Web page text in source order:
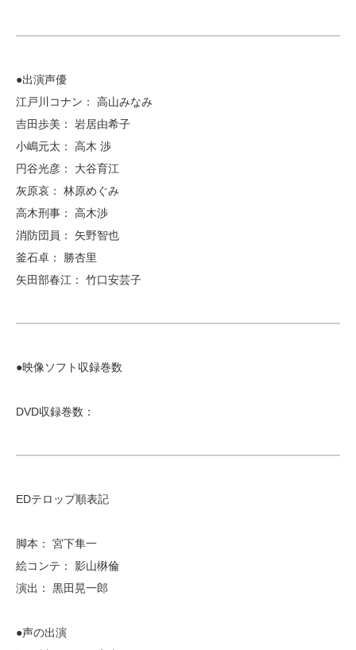
●出演声優
江戸川コナン： 高山みなみ
吉田歩美： 岩居由希子
小嶋元太： 高木 渉
円谷光彦： 大谷育江
灰原哀： 林原めぐみ
高木刑事： 高木渉
消防団員： 矢野智也
釜石卓： 勝杏里
矢田部春江： 竹口安芸子
●映像ソフト収録巻数
DVD収録巻数：
EDテロップ順表記
脚本： 宮下隼一
絵コンテ： 影山楙倫
演出： 黒田晃一郎
●声の出演